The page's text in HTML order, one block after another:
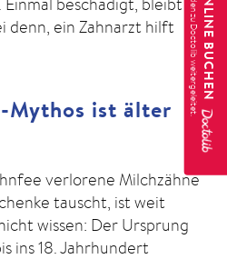
denn, ein Zahnarzt hilft
Mythos ist älter
verlorene Milchzähne
tauscht, ist weit
wissen: Der Ursprung
ins 18. Jahrhundert